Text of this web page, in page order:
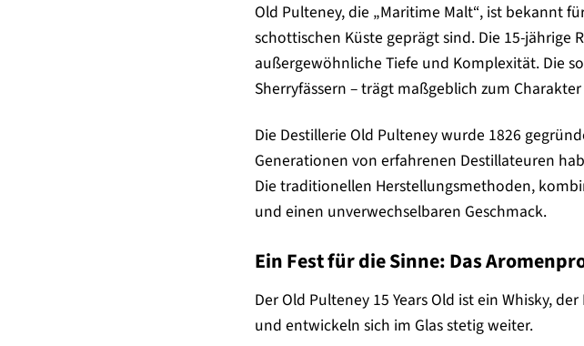
Old Pulteney, die „Maritime Malt“, ist bekannt
schottischen Küste geprägt sind. Die 15-jährige
außergewöhnliche Tiefe und Komplexität. Die
Sherryfässern – trägt maßgeblich zum
Die Destillerie Old Pulteney wurde 1826
Generationen von erfahrenen Destillateuren
Die traditionellen Herstellungsmethoden,
und einen unverwechselbaren Geschmack.
Ein Fest für die Sinne: Das
Der Old Pulteney 15 Years Old ist ein Whisky,
und entwickeln sich im Glas stetig weiter.